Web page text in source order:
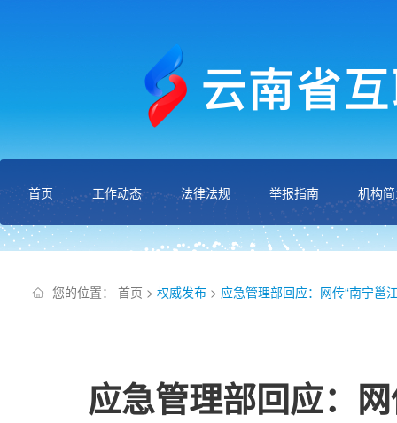
首页 工作动态 法律法规 举报指南 机构
您的位置： 首页 > 权威发布 > 应急管理部回应：网传“南宁邕
应急管理部回应：